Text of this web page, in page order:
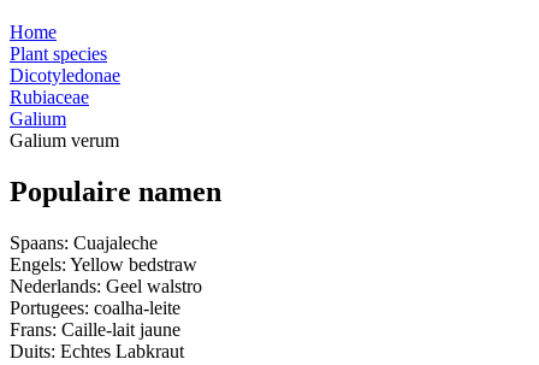
Home
Plant species
Dicotyledonae
Rubiaceae
Galium
Galium verum
Populaire namen
Spaans: Cuajaleche
Engels: Yellow bedstraw
Nederlands: Geel walstro
Portugees: coalha-leite
Frans: Caille-lait jaune
Duits: Echtes Labkraut